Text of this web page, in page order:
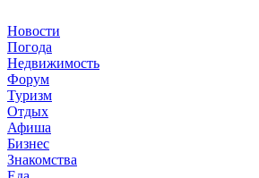
Новости
Погода
Недвижимость
Форум
Туризм
Отдых
Афиша
Бизнес
Знакомства